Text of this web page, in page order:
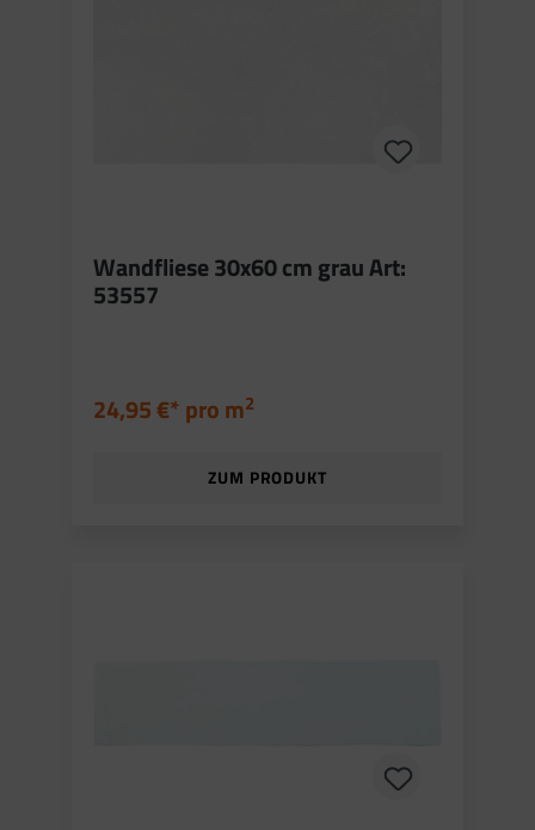
Wandfliese 30x60 cm grau Art:
53557
24,95 €* pro m2
ZUM PRODUKT